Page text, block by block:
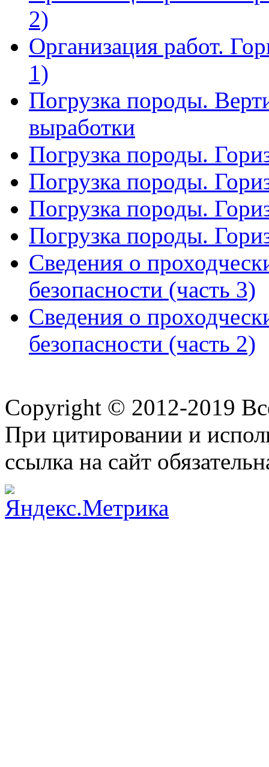
2)
Организация работ.
1)
Погрузка породы.
выработки
Погрузка породы.
Погрузка породы.
Погрузка породы.
Погрузка породы.
Сведения о
безопасности (часть 3)
Сведения о
безопасности (часть 2)
Copyright © 2012-2019
При цитировании и
ссылка на сайт